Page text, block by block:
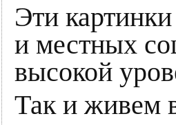
Эти
и местных
высокой
Так и живем